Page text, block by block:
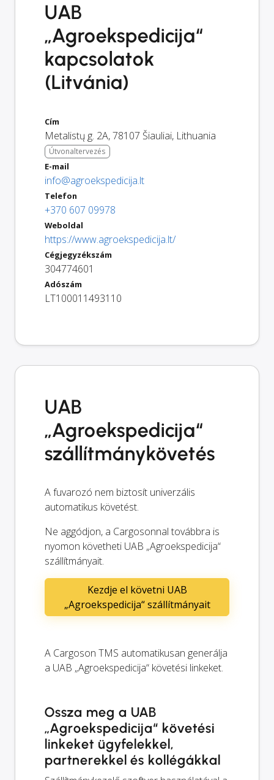
UAB
„Agroekspedicija“
kapcsolatok
(Litvánia)
Cím
Metalistų g. 2A,78107 Šiauliai, Lithuania
Útvonaltervezés
E-mail
info@agroekspedicija.lt
Telefon
+370 607 09978
Weboldal
https://www.agroekspedicija.lt/
Cégjegyzékszám
304774601
Adószám
LT100011493110
UAB
„Agroekspedicija“
szállítmánykövetés
A fuvarozó nem biztosít univerzális
automatikus követést.
Ne aggódjon, a Cargosonnal továbbra is
nyomon követheti UAB „Agroekspedicija“
szállítmányait.
Kezdje el követni UAB
„Agroekspedicija“ szállítmányait
A Cargoson TMS automatikusan generálja
a UAB „Agroekspedicija“ követési linkeket.
Ossza meg a UAB
„Agroekspedicija“ követési
linkeket ügyfelekkel,
partnerekkel és kollégákkal